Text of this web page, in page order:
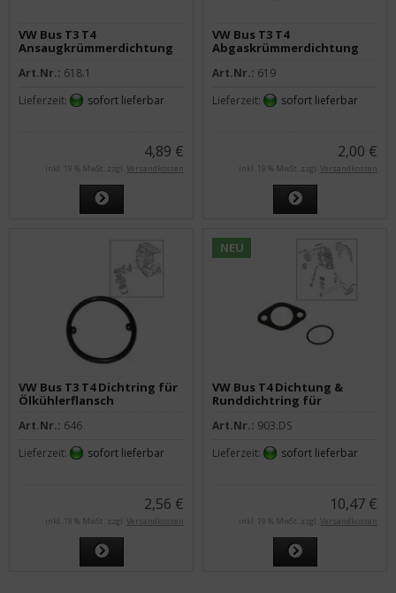
VW Bus T3 T4
Ansaugkrümmerdichtung
Art.Nr.: 618.1
Lieferzeit:
sofort lieferbar
4,89 €
inkl. 19 % MwSt. zzgl. Versandkosten
VW Bus T3 T4
Abgaskrümmerdichtung
Art.Nr.: 619
Lieferzeit:
sofort lieferbar
2,00 €
inkl. 19 % MwSt. zzgl. Versandkosten
VW Bus T3 T4 Dichtring für
Ölkühlerflansch
Art.Nr.: 646
Lieferzeit:
sofort lieferbar
2,56 €
inkl. 19 % MwSt. zzgl. Versandkosten
NEU
VW Bus T4 Dichtung &
Runddichtring für
Art.Nr.: 903.DS
Lieferzeit:
sofort lieferbar
10,47 €
inkl. 19 % MwSt. zzgl. Versandkosten